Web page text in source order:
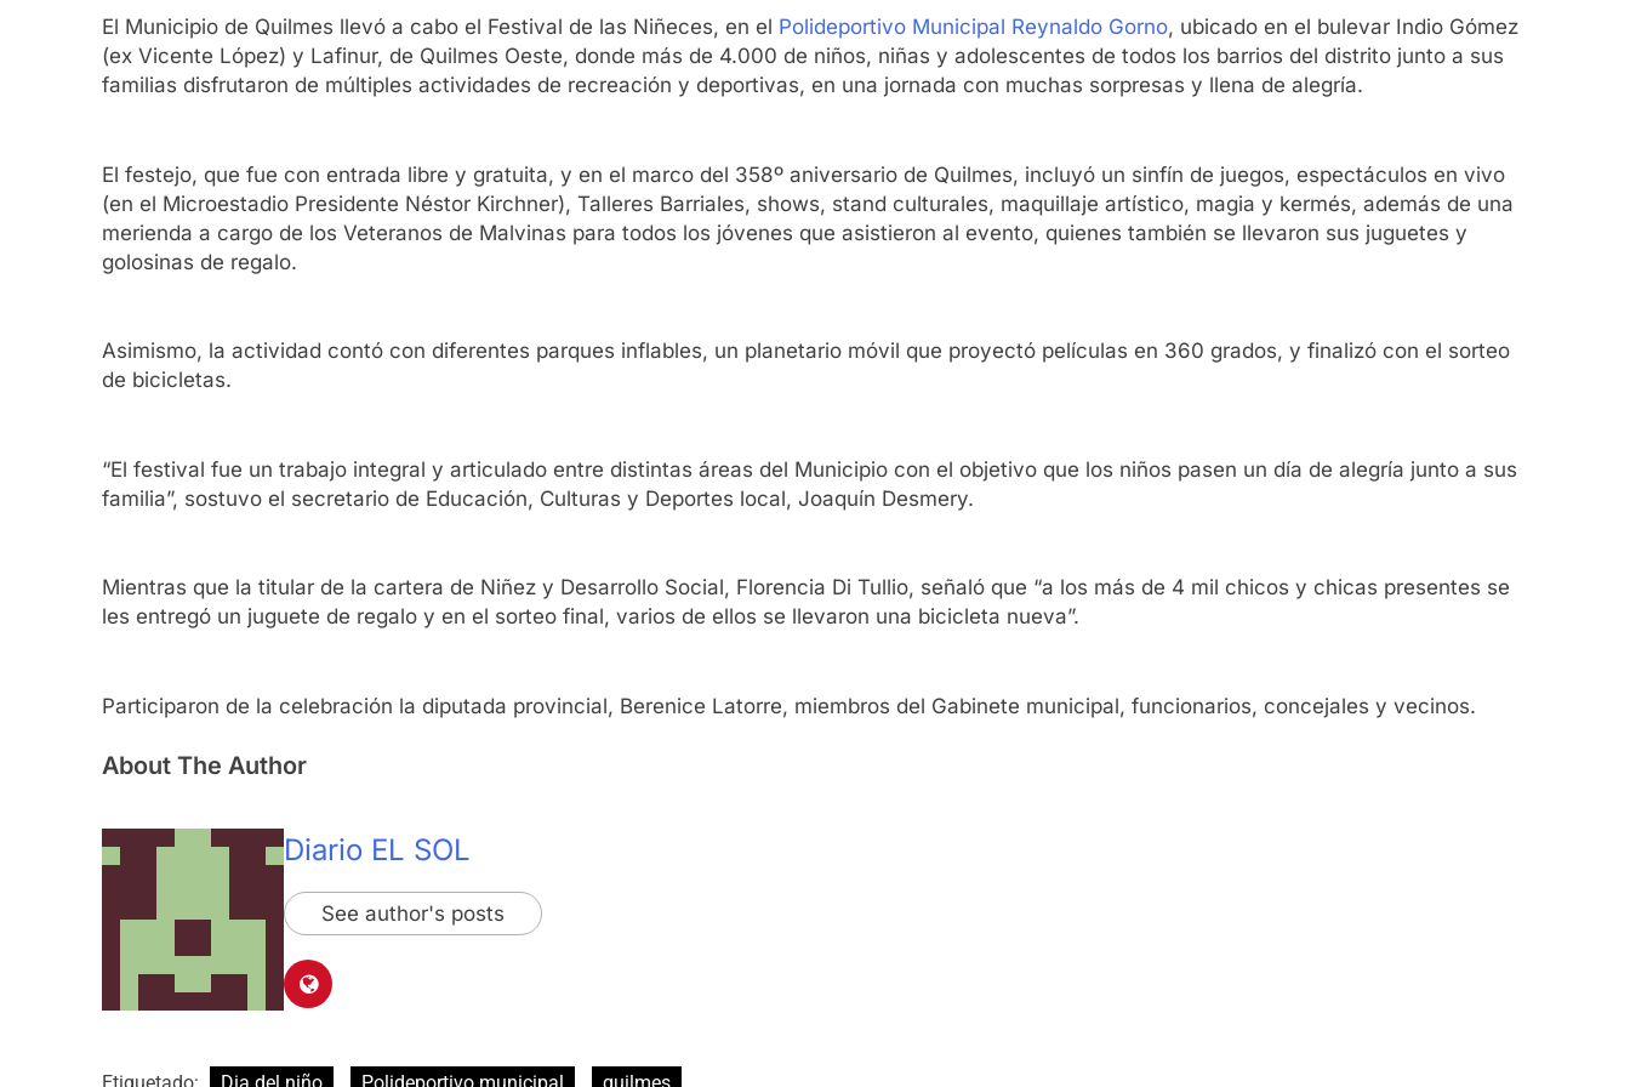
El Municipio de Quilmes llevó a cabo el Festival de las Niñeces, en el Polideportivo Municipal Reynaldo Gorno, ubicado en el bulevar Indio Gómez
(ex Vicente López) y Lafinur, de Quilmes Oeste, donde más de 4.000 de niños, niñas y adolescentes de todos los barrios del distrito junto a sus
familias disfrutaron de múltiples actividades de recreación y deportivas, en una jornada con muchas sorpresas y llena de alegría.
El festejo, que fue con entrada libre y gratuita, y en el marco del 358º aniversario de Quilmes, incluyó un sinfín de juegos, espectáculos en vivo
(en el Microestadio Presidente Néstor Kirchner), Talleres Barriales, shows, stand culturales, maquillaje artístico, magia y kermés, además de una
merienda a cargo de los Veteranos de Malvinas para todos los jóvenes que asistieron al evento, quienes también se llevaron sus juguetes y
golosinas de regalo.
Asimismo, la actividad contó con diferentes parques inflables, un planetario móvil que proyectó películas en 360 grados, y finalizó con el sorteo
de bicicletas.
“El festival fue un trabajo integral y articulado entre distintas áreas del Municipio con el objetivo que los niños pasen un día de alegría junto a sus
familia”, sostuvo el secretario de Educación, Culturas y Deportes local, Joaquín Desmery.
Mientras que la titular de la cartera de Niñez y Desarrollo Social, Florencia Di Tullio, señaló que “a los más de 4 mil chicos y chicas presentes se
les entregó un juguete de regalo y en el sorteo final, varios de ellos se llevaron una bicicleta nueva”.
Participaron de la celebración la diputada provincial, Berenice Latorre, miembros del Gabinete municipal, funcionarios, concejales y vecinos.
About The Author
Diario EL SOL
See author's posts